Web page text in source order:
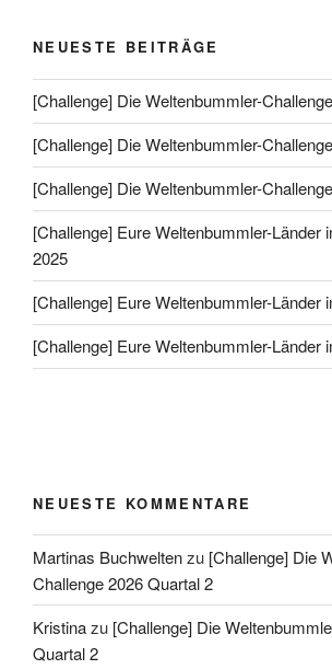
NEUESTE BEITRÄGE
[Challenge] Die Weltenbummler-
[Challenge] Die Weltenbummler-
[Challenge] Die Weltenbummler-
[Challenge] Eure Weltenbummler-Länder
2025
[Challenge] Eure Weltenbummler-Länder
[Challenge] Eure Weltenbummler-Länder
NEUESTE KOMMENTARE
Martinas Buchweltenzu [Challenge] Die
Challenge 2026 Quartal 2
Kristinazu [Challenge] Die
Quartal 2